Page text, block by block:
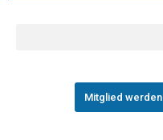
Mitglied werden